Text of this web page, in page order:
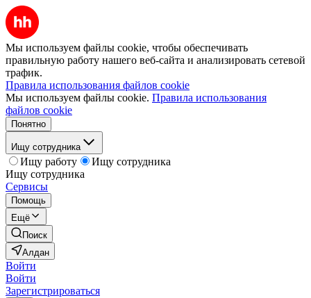
Мы используем файлы cookie, чтобы обеспечивать
правильную работу нашего веб-сайта и анализировать сетевой
трафик.
Правила использования файлов cookie
Мы используем файлы cookie. Правила использования
файлов cookie
Понятно
Ищу сотрудника
Ищу работу
Ищу сотрудника
Ищу сотрудника
Сервисы
Помощь
Ещё
Поиск
Алдан
Войти
Войти
Зарегистрироваться